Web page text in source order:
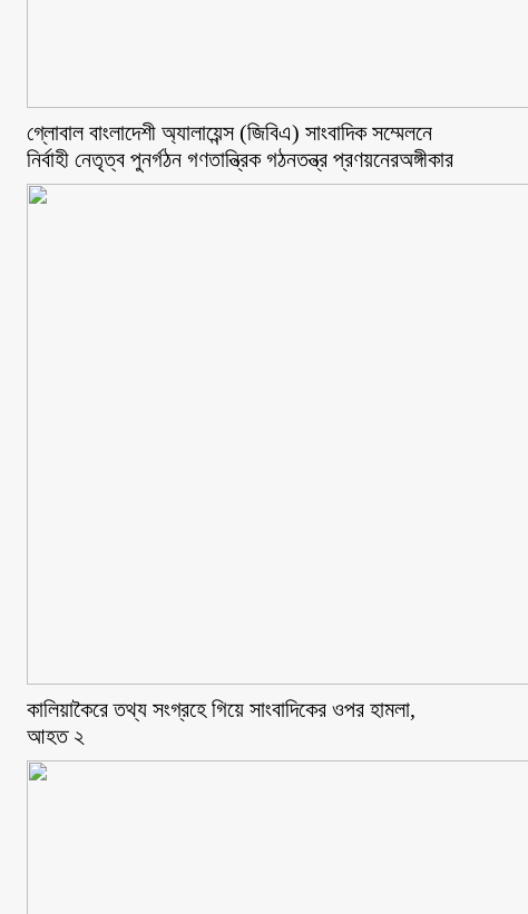
গ্লোবাল বাংলাদেশী অ্যালায়েন্স (জিবিএ) সাংবাদিক সম্মেলনে
নির্বাহী নেতৃত্ব পুনর্গঠন গণতান্ত্রিক গঠনতন্ত্র প্রণয়নেরঅঙ্গীকার
কালিয়াকৈরে তথ্য সংগ্রহে গিয়ে সাংবাদিকের ওপর হামলা,
আহত ২